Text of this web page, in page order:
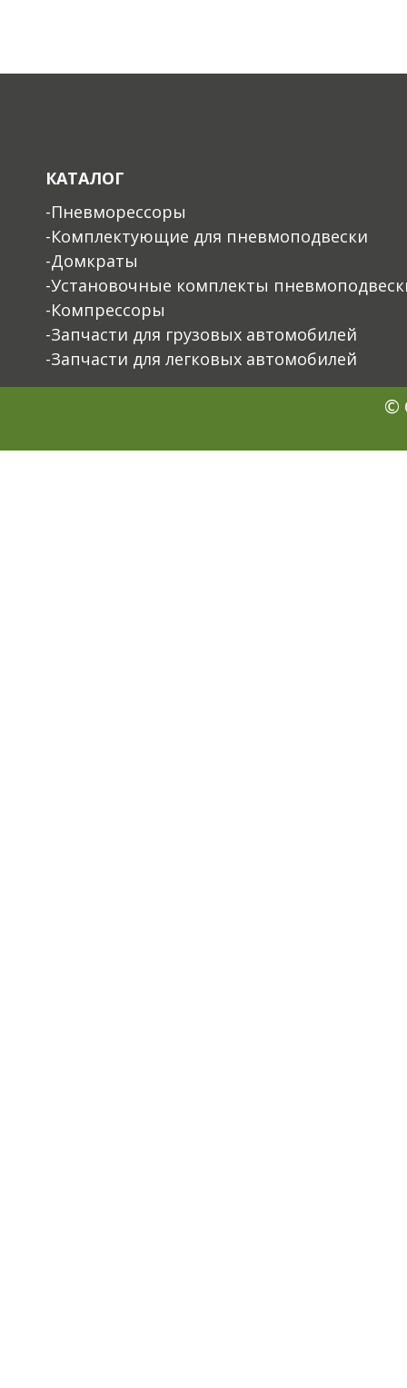
КАТАЛОГ
-Пневморессоры
-Комплектующие для пневмоподвески
-Домкраты
-Установочные комплекты
-Компрессоры
-Запчасти для грузовых автомобилей
-Запчасти для легковых автомобилей
©